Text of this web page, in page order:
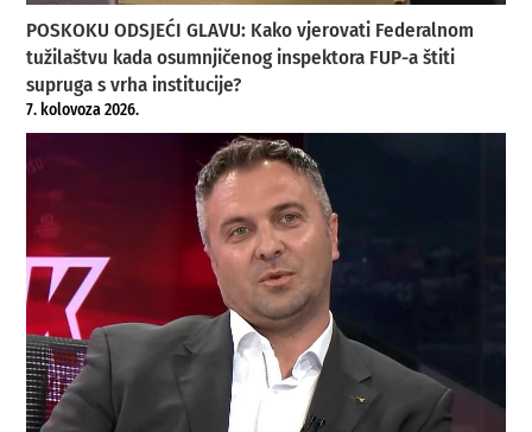
POSKOKU ODSJEĆI GLAVU: Kako vjerovati Federalnom
tužilaštvu kada osumnjičenog inspektora FUP-a štiti
supruga s vrha institucije?
7. kolovoza 2026.